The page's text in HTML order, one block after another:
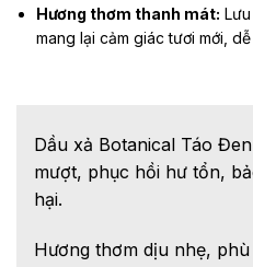
Hương thơm thanh mát:
mang lại cảm giác tươi mới,
Dầu xả Botanical Táo
mượt, phục hồi hư tổn,
hại.
Hương thơm dịu nhẹ,